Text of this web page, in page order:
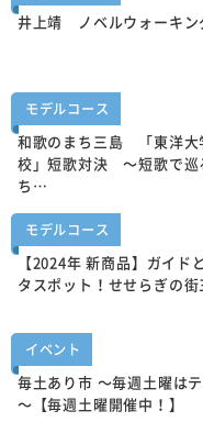
井上靖 ノベルウォーキ
モデルコース
和歌のまち三島 「東洋
校」短歌対決 ～短歌で巡
ち…
モデルコース
【2024年 新商品】ガイド
タスポット！せせらぎの
イベント
毎土あり市 ～毎週土曜は
～【毎週土曜開催中！】